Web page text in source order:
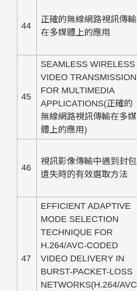
44
正確的無線網路視訊傳輸
在多媒體上的應用
45
SEAMLESS WIRELESS
VIDEO TRANSMISSION
FOR MULTIMEDIA
APPLICATIONS(正確的
無線網路視訊傳輸在多媒
體上的應用)
46
視訊影像傳輸中遇到封包
遺失時的有效選取方法
47
EFFICIENT ADAPTIVE
MODE SELECTION
TECHNIQUE FOR
H.264/AVC-CODED
VIDEO DELIVERY IN
BURST-PACKET-LOSS
NETWORKS(H.264/AVC